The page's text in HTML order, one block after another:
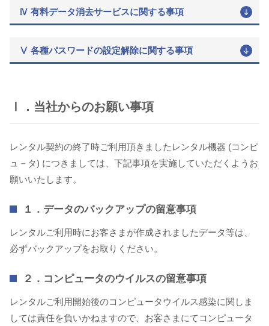
Ⅳ 有料データ消去サービスに関する事項
Ⅴ 各種パスワードの設定解除に関する事項
Ⅰ．当社からのお願い事項
レンタル契約の終了時ご利用頂きましたレンタル機器 (コンピ
ュ－タ) につきましては、下記事項を実施していただくようお
願いいたします。
１．データのバックアップの留意事項
レンタルご利用時にお客さまが作成されましたデータ等は、
必ずバックアップをお取りください。
２．コンピュータのウイルスの留意事項
レンタルご利用開始後のコンピュータウイルス感染に関しま
しては責任を負いかねますので、お客さまにてコンピュータ